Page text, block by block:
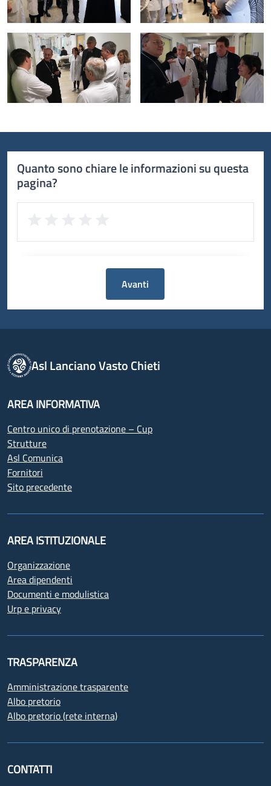
Quanto sono chiare le informazioni su questa
pagina?
Avanti
Asl Lanciano Vasto Chieti
AREA INFORMATIVA
Centro unico di prenotazione – Cup
Strutture
Asl Comunica
Fornitori
Sito precedente
AREA ISTITUZIONALE
Organizzazione
Area dipendenti
Documenti e modulistica
Urp e privacy
TRASPARENZA
Amministrazione trasparente
Albo pretorio
Albo pretorio (rete interna)
CONTATTI